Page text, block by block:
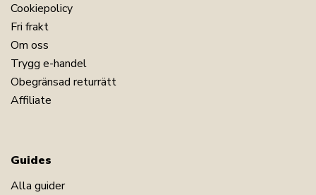
Cookiepolicy
Fri frakt
Om oss
Trygg e-handel
Obegränsad returrätt
Affiliate
Guides
Alla guider